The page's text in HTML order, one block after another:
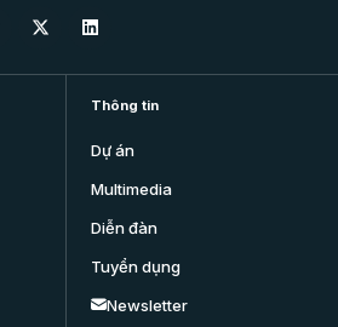
Thông tin
Dự án
Multimedia
Diễn đàn
Tuyển dụng
Newsletter